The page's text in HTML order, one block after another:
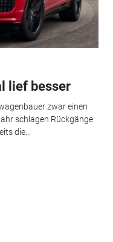
lief besser
zwar einen
schlagen Rückgänge
die...